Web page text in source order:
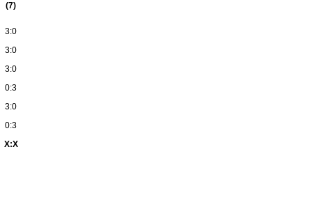
(7)
3:0
3:0
3:0
0:3
3:0
0:3
X:X